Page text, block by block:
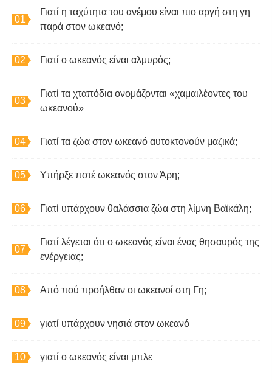
Γιατί η ταχύτητα του ανέμου είναι πιο αργή στη γη
παρά στον ωκεανό;
Γιατί ο ωκεανός είναι αλμυρός;
Γιατί τα χταπόδια ονομάζονται «χαμαιλέοντες του
ωκεανού»
Γιατί τα ζώα στον ωκεανό αυτοκτονούν μαζικά;
Υπήρξε ποτέ ωκεανός στον Άρη;
Γιατί υπάρχουν θαλάσσια ζώα στη λίμνη Βαϊκάλη;
Γιατί λέγεται ότι ο ωκεανός είναι ένας θησαυρός της
ενέργειας;
Από πού προήλθαν οι ωκεανοί στη Γη;
γιατί υπάρχουν νησιά στον ωκεανό
γιατί ο ωκεανός είναι μπλε